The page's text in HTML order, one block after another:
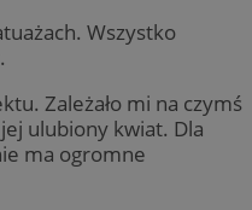
Wszystko
Zależało mi na czymś
ulubiony kwiat. Dla
ma ogromne